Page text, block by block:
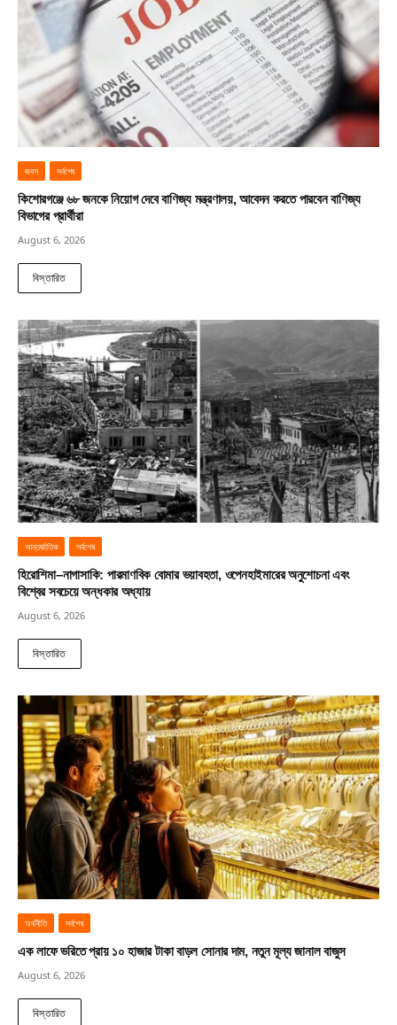
জবস সর্বশেষ
কিশোরগঞ্জে ৬৮ জনকে নিয়োগ দেবে বাণিজ্য মন্ত্রণালয়, আবেদন করতে পারবেন বাণিজ্য
বিভাগের প্রার্থীরা
August 6, 2026
বিস্তারিত
আন্তর্জাতিক সর্বশেষ
হিরোশিমা–নাগাসাকি: পারমাণবিক বোমার ভয়াবহতা, ওপেনহাইমারের অনুশোচনা এবং
বিশ্বের সবচেয়ে অন্ধকার অধ্যায়
August 6, 2026
বিস্তারিত
অর্থনীতি সর্বশেষ
এক লাফে ভরিতে প্রায় ১০ হাজার টাকা বাড়ল সোনার দাম, নতুন মূল্য জানাল বাজুস
August 6, 2026
বিস্তারিত